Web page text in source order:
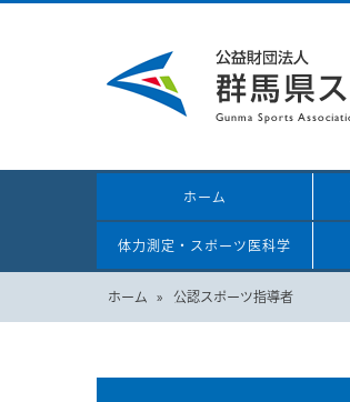
ホーム
体力測定・スポーツ医科学
ホーム 公認スポーツ指導者